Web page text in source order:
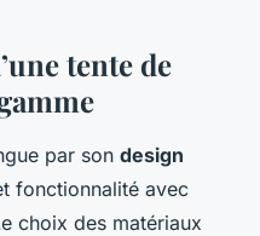
tente de
par son design
fonctionnalité avec
choix des matériaux